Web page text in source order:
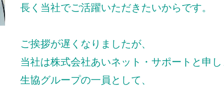
長く当社でご活躍いただきたいからです。
ご挨拶が遅くなりましたが、
当社は株式会社あいネット・サポートと申
生協グループの一員として、